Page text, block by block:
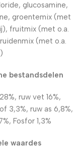
glucosamine,
groentemix (met
fruitmix (met o.a.
(met o.a.
bestandsdelen
ruw vet 16%,
3,3%, ruw as 6,8%,
Fosfor 1,3%
waardes